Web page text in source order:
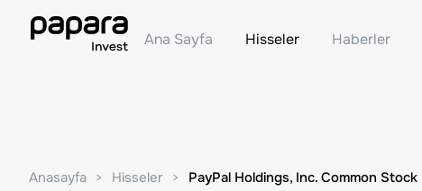
Ana Sayfa Hisseler Haberler
Anasayfa Hisseler PayPal Holdings, Inc. Common Stock